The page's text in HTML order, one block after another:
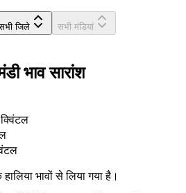
जिले
सभी मंडियां
भाव सारांश
भावों से लिया गया है।